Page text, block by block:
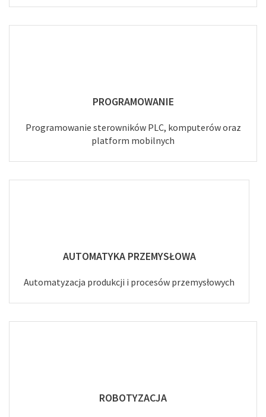
PROGRAMOWANIE
Programowanie sterowników PLC, komputerów oraz
platform mobilnych
AUTOMATYKA PRZEMYSŁOWA
Automatyzacja produkcji i procesów przemysłowych
ROBOTYZACJA